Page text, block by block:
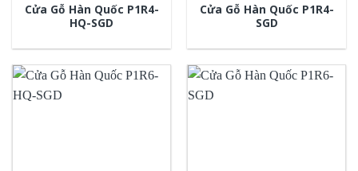
Cửa Gỗ Hàn Quốc P1R4-
HQ-SGD
Cửa Gỗ Hàn Quốc P1R4-
SGD